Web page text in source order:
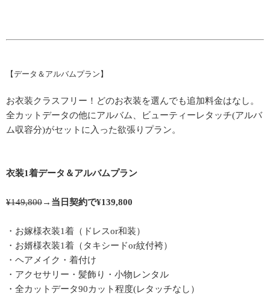
【データ＆アルバムプラン】
お衣装クラスフリー！どのお衣装を選んでも追加料金はなし。
全カットデータの他にアルバム、ビューティーレタッチ(アルバ
ム収容分)がセットに入った欲張りプラン。
衣装1着データ＆アルバムプラン
¥149,800→ 当日契約で¥139,800
・お嫁様衣装1着（ドレスor和装）
・お婿様衣装1着（タキシードor紋付袴）
・ヘアメイク・着付け
・アクセサリー・髪飾り・小物レンタル
・全カットデータ90カット程度(レタッチなし）